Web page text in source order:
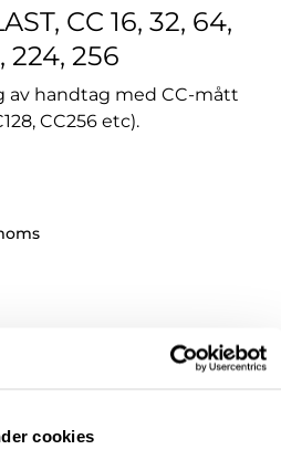
cookies
CC 16, 32, 64,
224, 256
av handtag med CC-mått
CC256 etc).